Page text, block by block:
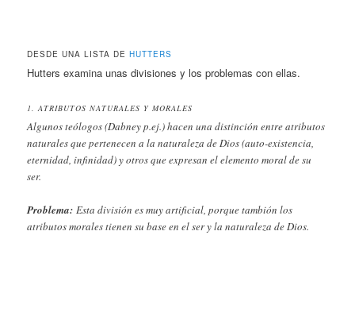
DESDE UNA LISTA DEHUTTERS
Hutters examina unas divisiones y los problemas con ellas.
1. ATRIBUTOS NATURALES Y MORALES
Algunos teólogos (Dabney p.ej.) hacen una distinción entre atributos
naturales que pertenecen a la naturaleza de Dios (auto-existencia,
eternidad, infinidad) y otros que expresan el elemento moral de su
ser.
Problema: Esta división es muy artificial, porque tambión los
atributos morales tienen su base en el ser y la naturaleza de Dios.